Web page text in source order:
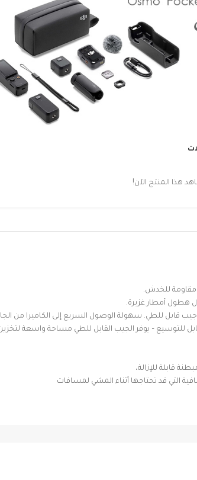
هذا المنتج الآن!
هطول أمطار غزيرة.
قابل للطي. سهولة الوصول السريع إلى الكاميرا من
للتوسيع – يوفر الجيب القابل للطي مساحة واسعة لتخزين
التي قد تحتاجها أثناء المشي لمسافات